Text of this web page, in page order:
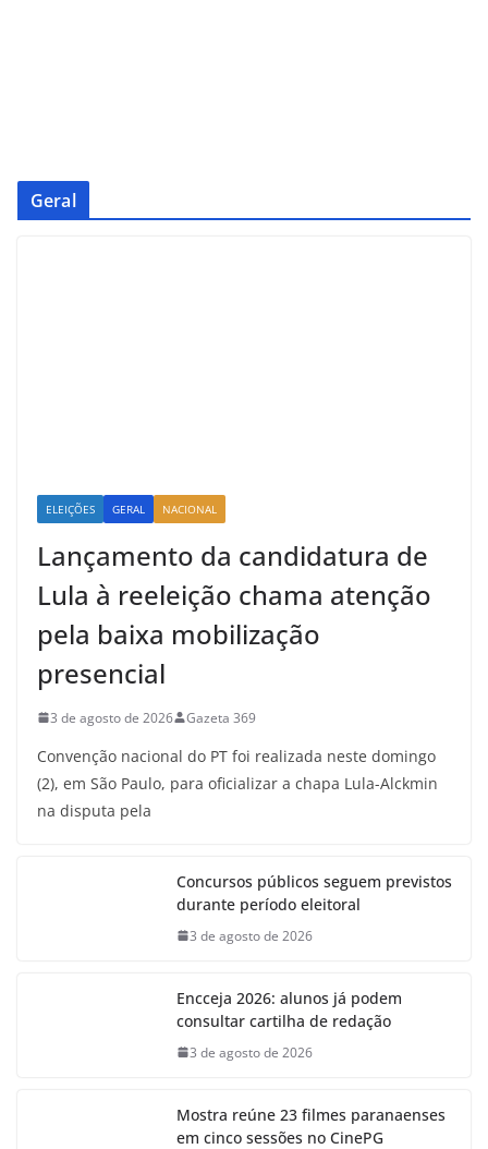
Geral
ELEIÇÕES GERAL NACIONAL
Lançamento da candidatura de
Lula à reeleição chama atenção
pela baixa mobilização
presencial
3 de agosto de 2026 Gazeta 369
Convenção nacional do PT foi realizada neste domingo
(2), em São Paulo, para oficializar a chapa Lula-Alckmin
na disputa pela
Concursos públicos seguem previstos
durante período eleitoral
3 de agosto de 2026
Encceja 2026: alunos já podem
consultar cartilha de redação
3 de agosto de 2026
Mostra reúne 23 filmes paranaenses
em cinco sessões no CinePG